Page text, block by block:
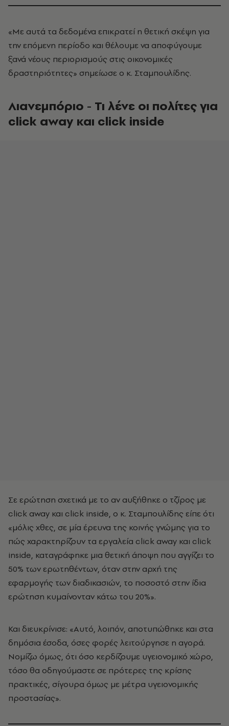
«Με αυτά τα δεδομένα επικρατεί η θετική σκέψη για
την επόμενη περίοδο και θέλουμε να αποφύγουμε
ξανά νέους περιορισμούς στις οικονομικές
δραστηριότητες» σημείωσε ο κ. Σταμπουλίδης.
Λιανεμπόριο - Τι λένε οι πολίτες για
click away και click inside
Σε ερώτηση σχετικά με το αν αυξήθηκε ο τζίρος με
click away και click inside, ο κ. Σταμπουλίδης είπε ότι
«μόλις χθες, σε μία έρευνα της κοινής γνώμης για το
πώς χαρακτηρίζουν τα εργαλεία click away και click
inside, καταγράφηκε μια θετική άποψη που αγγίζει το
50% των ερωτηθέντων, όταν στην αρχή της
εφαρμογής των διαδικασιών, το ποσοστό στην ίδια
ερώτηση κυμαίνονταν κάτω του 20%».
Και διευκρίνισε: «Αυτό, λοιπόν, αποτυπώθηκε και στα
δημόσια έσοδα, όσες φορές λειτούργησε η αγορά.
Νομίζω όμως, ότι όσο κερδίζουμε υγειονομικό χώρο,
τόσο θα οδηγούμαστε σε πρότερες της κρίσης
πρακτικές, σίγουρα όμως με μέτρα υγειονομικής
προστασίας».